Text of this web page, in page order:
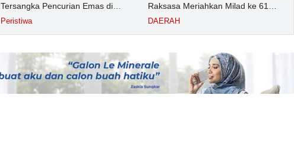
Tersangka Pencurian Emas di
Purbalingga
Peristiwa
Raksasa Meriahkan Milad ke 61
UMP Sedot Ribuan Warga
DAERAH